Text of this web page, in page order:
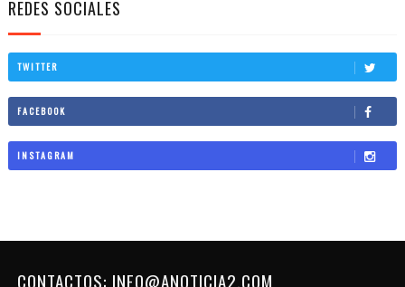
REDES SOCIALES
TWITTER
FACEBOOK
INSTAGRAM
CONTACTOS: INFO@ANOTICIA2.COM